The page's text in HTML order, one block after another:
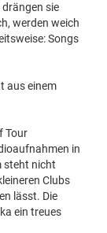
sie
werden weich
Songs
aus einem
Tour
in
steht nicht
Clubs
lässt. Die
ein treues